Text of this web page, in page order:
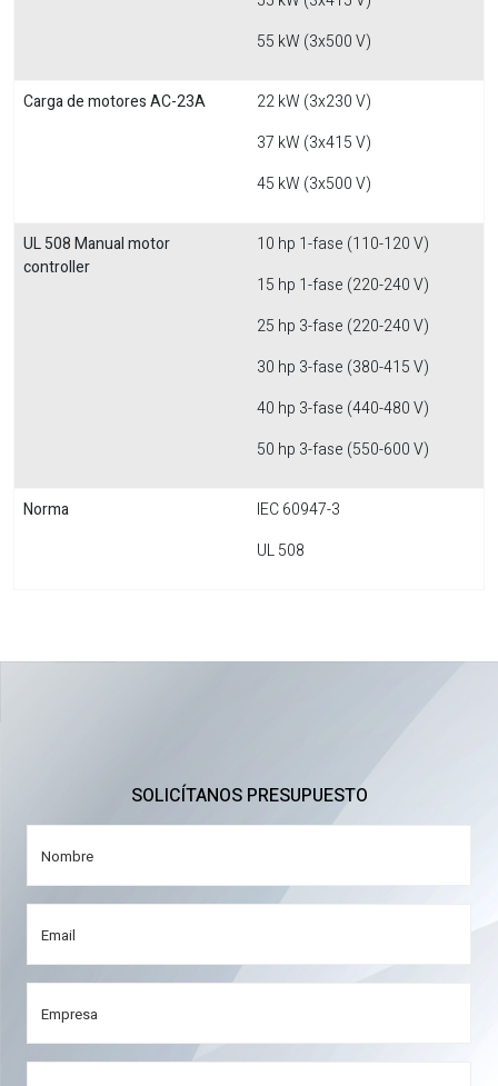
55 kW (3x500 V)
Carga de motores AC-23A
22 kW (3x230 V)
37 kW (3x415 V)
45 kW (3x500 V)
UL 508 Manual motor
controller
10 hp 1-fase (110-120 V)
15 hp 1-fase (220-240 V)
25 hp 3-fase (220-240 V)
30 hp 3-fase (380-415 V)
40 hp 3-fase (440-480 V)
50 hp 3-fase (550-600 V)
Norma
IEC 60947-3
UL 508
SOLICÍTANOS PRESUPUESTO